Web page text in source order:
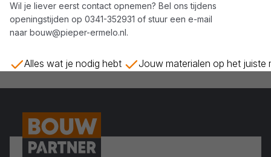
Wil je liever eerst contact opnemen? Bel ons tijdens
openingstijden op 0341-352931 of stuur een e-mail
naar bouw@pieper-ermelo.nl.
Alles wat je nodig hebt Jouw materialen op het juiste